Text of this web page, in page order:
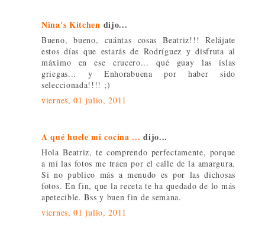
Nina's Kitchen dijo...
Bueno, bueno, cuántas cosas Beatriz!!! Relájate
estos días que estarás de Rodríguez y disfruta al
máximo en ese crucero... qué guay las islas
griegas... y Enhorabuena por haber sido
seleccionada!!!! ;)
viernes, 01 julio, 2011
A qué huele mi cocina ... dijo...
Hola Beatriz, te comprendo perfectamente, porque
a mí las fotos me traen por el calle de la amargura.
Si no publico más a menudo es por las dichosas
fotos. En fin, que la receta te ha quedado de lo más
apetecible. Bss y buen fin de semana.
viernes, 01 julio, 2011